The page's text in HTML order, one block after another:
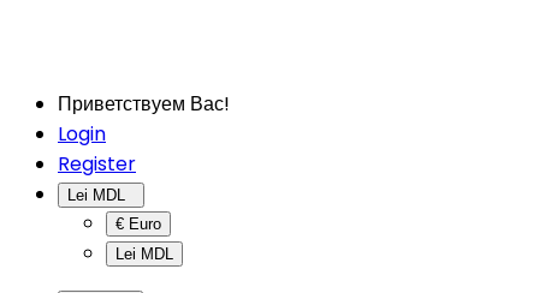
Приветствуем Вас!
Login
Register
€ Euro
Lei MDL